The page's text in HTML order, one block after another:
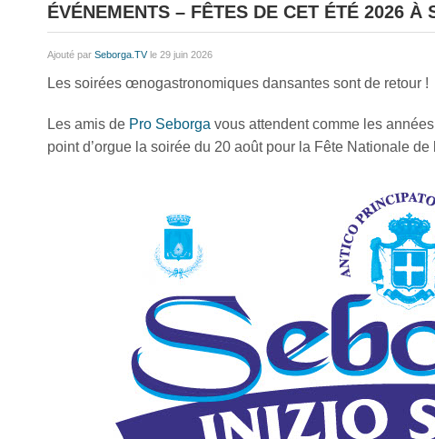
ÉVÉNEMENTS – FÊTES DE CET ÉTÉ 2026 À
Ajouté par Seborga.TV le 29 juin 2026
Les soirées œnogastronomiques dansantes sont de retour !
Les amis de Pro Seborga vous attendent comme les
point d’orgue la soirée du 20 août pour la Fête Nationale de